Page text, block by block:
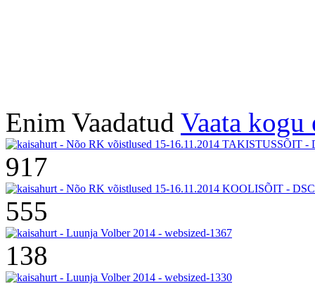
Enim Vaadatud Vaata kogu
917
555
138